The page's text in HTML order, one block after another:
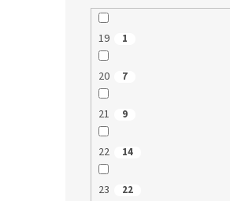
19 1
20 7
21 9
22 14
23 22